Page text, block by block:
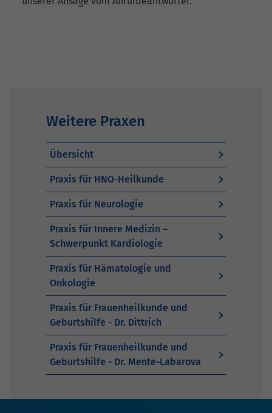
Weitere Praxen
Übersicht
Praxis für HNO-Heilkunde
Praxis für Neurologie
Praxis für Innere Medizin –
Schwerpunkt Kardiologie
Praxis für Hämatologie und
Onkologie
Praxis für Frauenheilkunde und
Geburtshilfe - Dr. Dittrich
Praxis für Frauenheilkunde und
Geburtshilfe - Dr. Mente-Labarova